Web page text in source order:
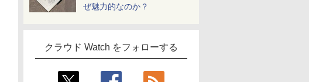
ぜ魅力的なのか？
クラウド Watch をフォローする